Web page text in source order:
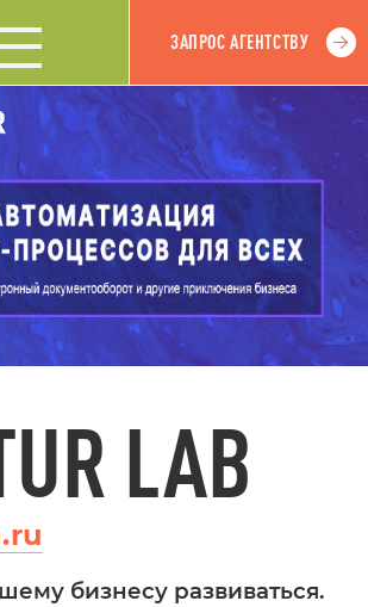
ЗАПРОС АГЕНТСТВУ
LAB
бизнесу развиваться.